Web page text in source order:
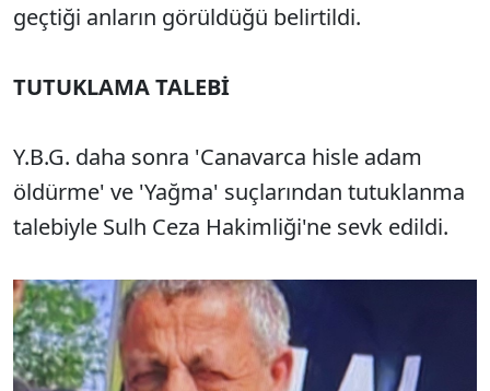
geçtiği anların görüldüğü belirtildi.
TUTUKLAMA TALEBİ
Y.B.G. daha sonra 'Canavarca hisle adam
öldürme' ve 'Yağma' suçlarından tutuklanma
talebiyle Sulh Ceza Hakimliği'ne sevk edildi.